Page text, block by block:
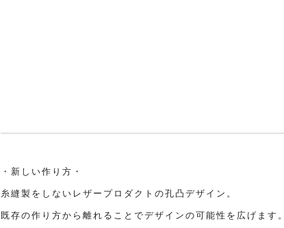
・新しい作り方・
糸縫製をしないレザープロダクトの孔凸デザイン。
既存の作り方から離れることでデザインの可能性を広げます。